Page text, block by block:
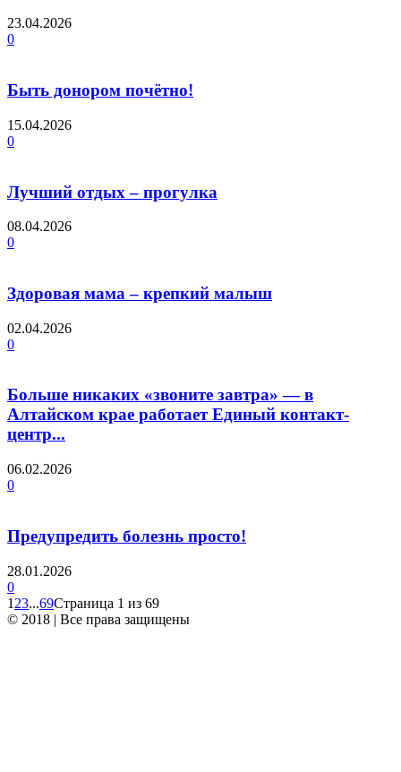
23.04.2026
0
Быть донором почётно!
15.04.2026
0
Лучший отдых – прогулка
08.04.2026
0
Здоровая мама – крепкий малыш
02.04.2026
0
Больше никаких «звоните завтра» — в
Алтайском крае работает Единый контакт-
центр...
06.02.2026
0
Предупредить болезнь просто!
28.01.2026
0
1 23...69Страница 1 из 69
© 2018 | Все права защищены